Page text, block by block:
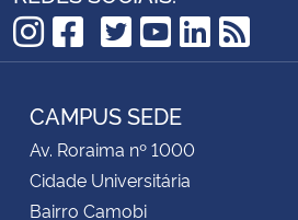
Instagram
Facebook
TikTok
Twitter
YouTube
RSS
CAMPUS SEDE
Av. Roraima nº 1000
Cidade Universitária
Bairro Camobi